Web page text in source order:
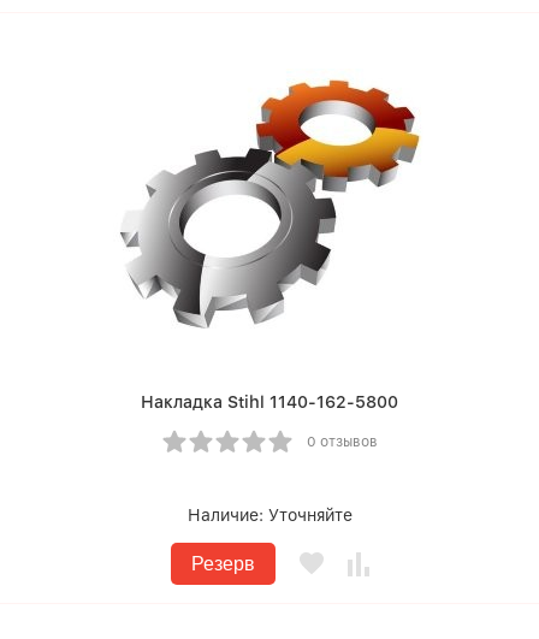
Накладка Stihl 1140-162-5800
0 отзывов
Наличие: Уточняйте
Резерв